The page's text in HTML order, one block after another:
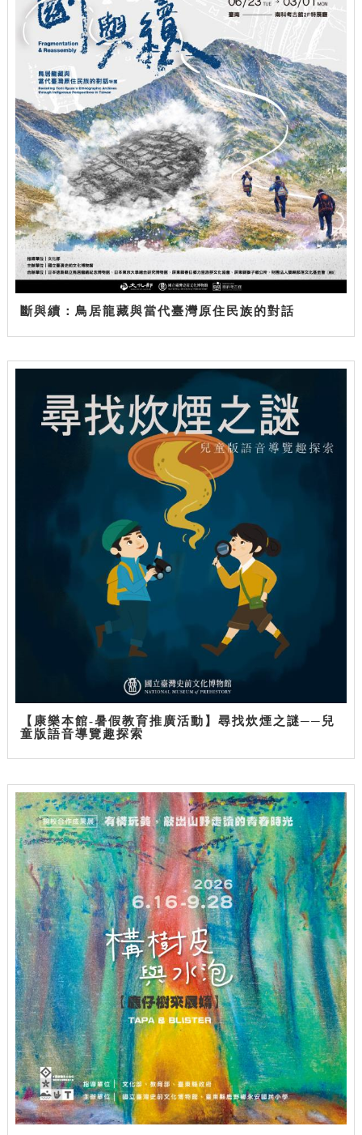
斷與續：鳥居龍藏與當代臺灣原住民族的對話
【康樂本館-暑假教育推廣活動】尋找炊煙之謎──兒
童版語音導覽趣探索